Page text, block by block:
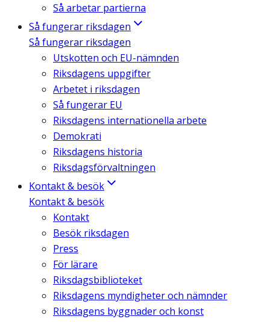
Så arbetar partierna
Så fungerar riksdagen
Så fungerar riksdagen
Utskotten och EU-nämnden
Riksdagens uppgifter
Arbetet i riksdagen
Så fungerar EU
Riksdagens internationella arbete
Demokrati
Riksdagens historia
Riksdagsförvaltningen
Kontakt & besök
Kontakt & besök
Kontakt
Besök riksdagen
Press
För lärare
Riksdagsbiblioteket
Riksdagens myndigheter och nämnder
Riksdagens byggnader och konst